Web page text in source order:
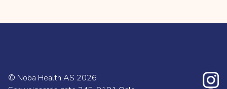
© Noba Health AS 2026